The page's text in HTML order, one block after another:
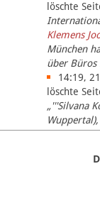
löschte
Klemens
München
über Büros
14:19,
löschte
„'''Silvana